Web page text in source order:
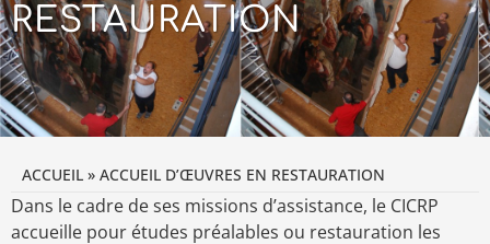
RESTAURATION
ACCUEIL » ACCUEIL D’ŒUVRES EN RESTAURATION
Dans le cadre de ses missions d’assistance, le CICRP
accueille pour études préalables ou restauration les